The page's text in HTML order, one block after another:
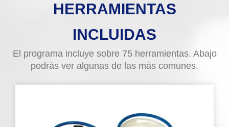
HERRAMIENTAS
INCLUIDAS
El programa incluye sobre 75 herramientas. Abajo
podrás ver algunas de las más comunes.